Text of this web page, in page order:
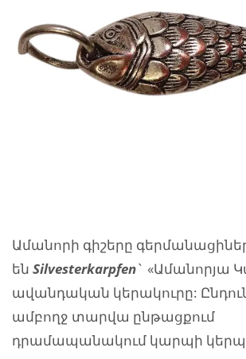
Ամանորի գիշերը
են Silvesterkarpfen` «Ամանորյա
ավանդական կերակուրը:
ամբողջ տարվա ընթացքում
դրամապանակում կարպի